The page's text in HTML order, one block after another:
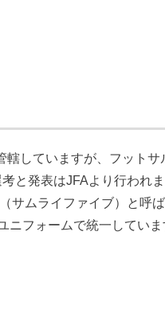
していますが、フット
と発表はJFAより行われ
ムライファイブ）と呼
フォームで統一していま